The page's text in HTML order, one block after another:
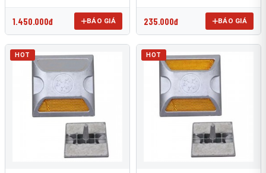
1.450.000đ BÁO GIÁ 235.000đ BÁO GIÁ
HOT HOT